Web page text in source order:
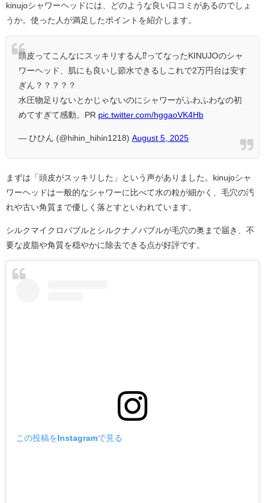
kinujoシャワーヘッドには、どのような良い口コミがあるのでしょ
うか。使った人が満足したポイントを紹介します。
頭皮ってこんなにスッキリするん⁉️ってなったKINUJOのシャ
ワーヘッド、肌にも良いし節水できるしこれで2万円台は安す
ぎん？？？？？
水圧物足りないとかじゃないのにシャワーがふわふわなの初
めてすぎて感動。PR pic.twitter.com/hggaoVK4Hb
— ひひん (@hihin_hihin1218) August 5, 2025
まずは「頭皮がスッキリした」という声がありました。kinujoシャ
ワーヘッドは一般的なシャワーに比べて水の粒が細かく、毛穴の汚
れや古い角質まで優しく落とすといわれています。
シルクマイクロバブルとシルクナノバブルが毛穴の奥まで届き、不
要な皮脂や角質を穏やかに除去できる点が好評です。
この投稿をInstagramで見る